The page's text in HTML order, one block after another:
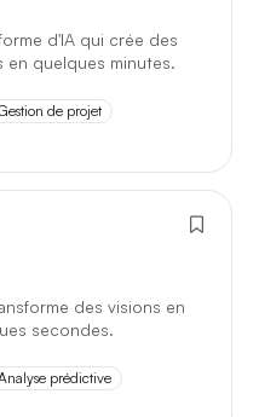
d'IA qui crée des
quelques minutes.
de projet
des visions en
secondes.
prédictive